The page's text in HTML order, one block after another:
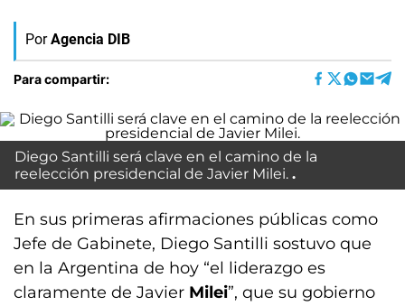
Por Agencia DIB
Para compartir:
Diego Santilli será clave en el camino de la
reelección presidencial de Javier Milei.
En sus primeras afirmaciones públicas como
Jefe de Gabinete, Diego Santilli sostuvo que
en la Argentina de hoy “el liderazgo es
claramente de Javier Milei”, que su gobierno